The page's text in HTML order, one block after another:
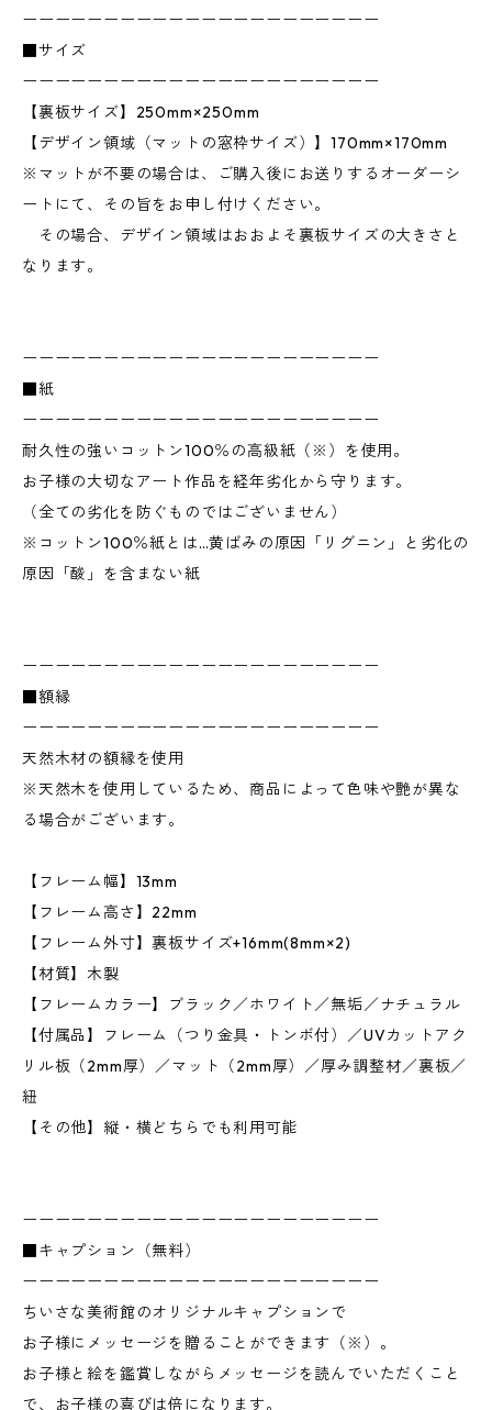
ーーーーーーーーーーーーーーーーーーーーーー
■サイズ
ーーーーーーーーーーーーーーーーーーーーーー
【裏板サイズ】250mm×250mm
【デザイン領域（マットの窓枠サイズ）】170mm×170mm
※マットが不要の場合は、ご購入後にお送りするオーダーシ
ートにて、その旨をお申し付けください。
その場合、デザイン領域はおおよそ裏板サイズの大きさと
なります。
ーーーーーーーーーーーーーーーーーーーーーー
■紙
ーーーーーーーーーーーーーーーーーーーーーー
耐久性の強いコットン100％の高級紙（※）を使用。
お子様の大切なアート作品を経年劣化から守ります。
（全ての劣化を防ぐものではございません）
※コットン100％紙とは…黄ばみの原因「リグニン」と劣化の
原因「酸」を含まない紙
ーーーーーーーーーーーーーーーーーーーーーー
■額縁
ーーーーーーーーーーーーーーーーーーーーーー
天然木材の額縁を使用
※天然木を使用しているため、商品によって色味や艶が異な
る場合がございます。
【フレーム幅】13mm
【フレーム高さ】22mm
【フレーム外寸】裏板サイズ+16mm(8mm×2)
【材質】木製
【フレームカラー】ブラック／ホワイト／無垢／ナチュラル
【付属品】フレーム（つり金具・トンボ付）／UVカットアク
リル板（2mm厚）／マット（2mm厚）／厚み調整材／裏板／
紐
【その他】縦・横どちらでも利用可能
ーーーーーーーーーーーーーーーーーーーーーー
■キャプション（無料）
ーーーーーーーーーーーーーーーーーーーーーー
ちいさな美術館のオリジナルキャプションで
お子様にメッセージを贈ることができます（※）。
お子様と絵を鑑賞しながらメッセージを読んでいただくこと
で、お子様の喜びは倍になります。